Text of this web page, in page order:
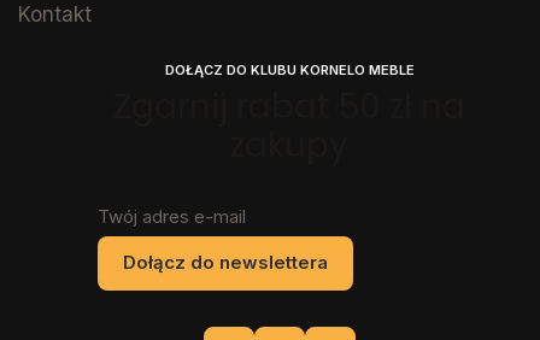
Kontakt
DOŁĄCZ DO KLUBU KORNELO MEBLE
Twój adres e-mail
Dołącz do newslettera